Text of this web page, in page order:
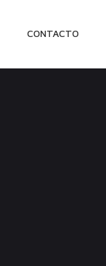
CONTACTO